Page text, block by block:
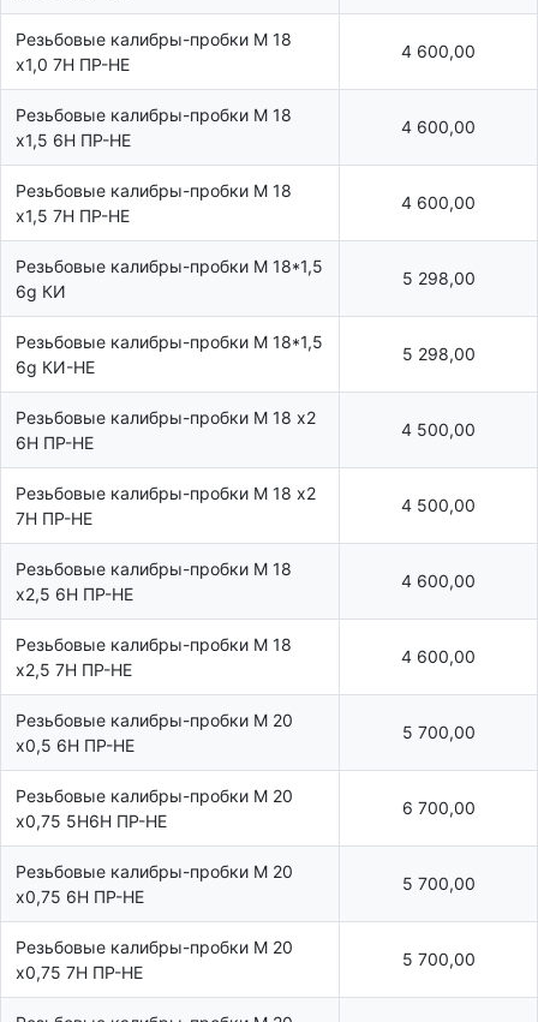
Резьбовые калибры-пробки М 18
х1,0 7Н ПР-НЕ
4 600,00
Резьбовые калибры-пробки М 18
х1,5 6Н ПР-НЕ
4 600,00
Резьбовые калибры-пробки М 18
х1,5 7Н ПР-НЕ
4 600,00
Резьбовые калибры-пробки М 18*1,5
6g КИ
5 298,00
Резьбовые калибры-пробки М 18*1,5
6g КИ-НЕ
5 298,00
Резьбовые калибры-пробки М 18 х2
6Н ПР-НЕ
4 500,00
Резьбовые калибры-пробки М 18 х2
7Н ПР-НЕ
4 500,00
Резьбовые калибры-пробки М 18
х2,5 6Н ПР-НЕ
4 600,00
Резьбовые калибры-пробки М 18
х2,5 7Н ПР-НЕ
4 600,00
Резьбовые калибры-пробки М 20
х0,5 6Н ПР-НЕ
5 700,00
Резьбовые калибры-пробки М 20
х0,75 5Н6Н ПР-НЕ
6 700,00
Резьбовые калибры-пробки М 20
х0,75 6Н ПР-НЕ
5 700,00
Резьбовые калибры-пробки М 20
х0,75 7Н ПР-НЕ
5 700,00